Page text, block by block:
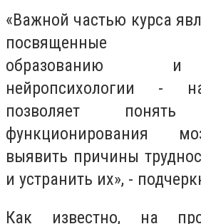
«Важной частью курса
посвященные
образованию
нейропсихологии -
позволяет понять
функционирования
выявить причины
и устранить их», -
Как известно, на